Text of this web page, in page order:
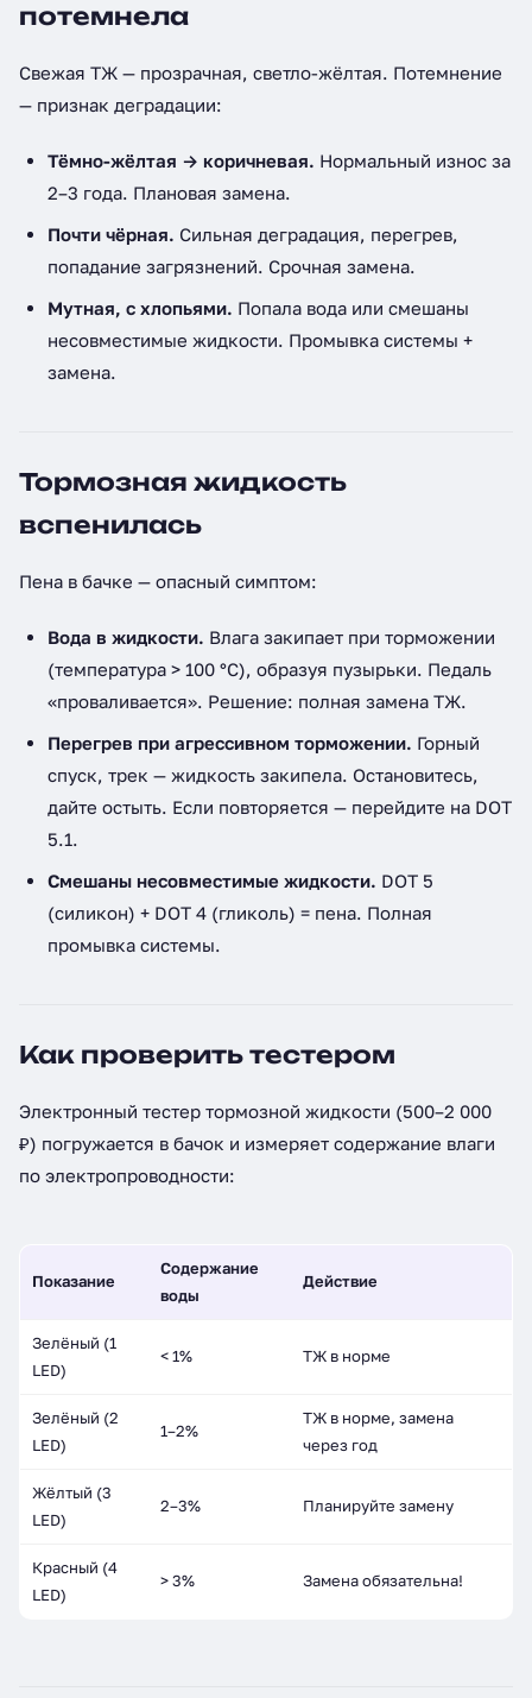
потемнела
Свежая ТЖ — прозрачная, светло-жёлтая. Потемнение
— признак деградации:
Тёмно-жёлтая → коричневая. Нормальный износ за
2–3 года. Плановая замена.
Почти чёрная. Сильная деградация, перегрев,
попадание загрязнений. Срочная замена.
Мутная, с хлопьями. Попала вода или смешаны
несовместимые жидкости. Промывка системы +
замена.
Тормозная жидкость
вспенилась
Пена в бачке — опасный симптом:
Вода в жидкости. Влага закипает при торможении
(температура > 100 °C), образуя пузырьки. Педаль
«проваливается». Решение: полная замена ТЖ.
Перегрев при агрессивном торможении. Горный
спуск, трек — жидкость закипела. Остановитесь,
дайте остыть. Если повторяется — перейдите на DOT
5.1.
Смешаны несовместимые жидкости. DOT 5
(силикон) + DOT 4 (гликоль) = пена. Полная
промывка системы.
Как проверить тестером
Электронный тестер тормозной жидкости (500–2 000
₽) погружается в бачок и измеряет содержание влаги
по электропроводности:
Показание
Содержание
воды
Действие
Зелёный (1
LED)
< 1% ТЖ в норме
Зелёный (2
LED)
1–2%
ТЖ в норме, замена
через год
Жёлтый (3
LED)
2–3% Планируйте замену
Красный (4
LED)
> 3% Замена обязательна!